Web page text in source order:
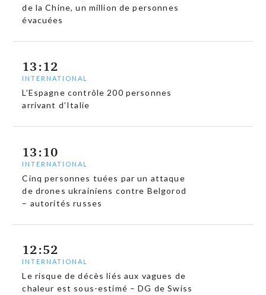
de la Chine, un million de personnes
évacuées
13:12
INTERNATIONAL
L’Espagne contrôle 200 personnes
arrivant d’Italie
13:10
INTERNATIONAL
Cinq personnes tuées par un attaque
de drones ukrainiens contre Belgorod
– autorités russes
12:52
INTERNATIONAL
Le risque de décès liés aux vagues de
chaleur est sous-estimé – DG de Swiss